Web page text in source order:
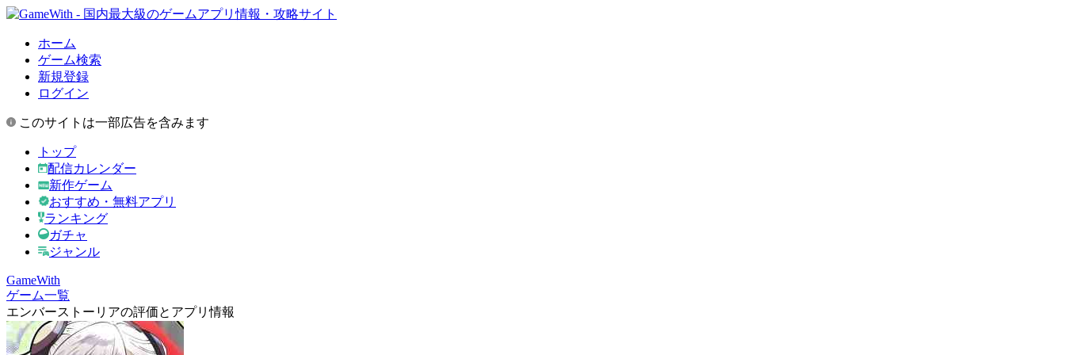
ホーム
ゲーム検索
新規登録
ログイン
このサイトは一部広告を含みます
トップ
配信カレンダー
新作ゲーム
おすすめ・無料アプリ
ランキング
ガチャ
ジャンル
GameWith
ゲーム一覧
エンバーストーリアの評価とアプリ情報